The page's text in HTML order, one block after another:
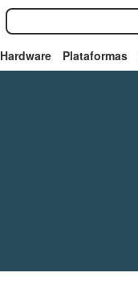
Hardware Plataformas